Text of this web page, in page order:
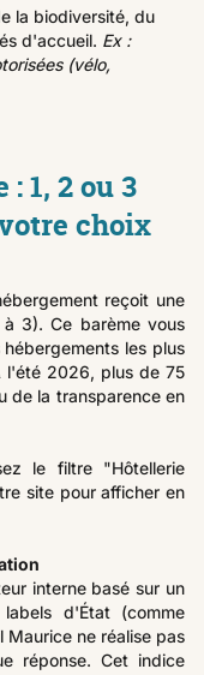
la biodiversité, du
d'accueil. Ex :
(vélo,
1, 2 ou 3
choix
reçoit une
3). Ce barème vous
les plus
l'été 2026, plus de 75
de la transparence en
le filtre "Hôtellerie
site pour afficher en
interne basé sur un
d'État (comme
Maurice ne réalise pas
réponse. Cet indice